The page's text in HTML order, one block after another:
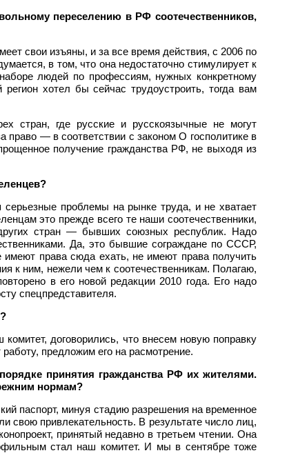
переселению в РФ соотечественников,
свои изъяны, и за все время действия, с 2006 по
в том, что она недостаточно стимулирует к
людей по профессиям, нужных конкретному
хотел бы сейчас трудоустроить, тогда вам
стран, где русские и русскоязычные не могут
право — в соответствии с законом О госполитике в
получение гражданства РФ, не выходя из
проблемы на рынке труда, и не хватает
это прежде всего те наши соотечественники,
стран — бывших союзных республик. Надо
Да, это бывшие сограждане по СССР,
имеют права сюда ехать, не имеют права получить
к ним, нежели чем к соотечественникам. Полагаю,
в его новой редакции 2010 года. Его надо
спецпредставителя.
договорились, что внесем новую поправку
предложим его на расмотрение.
принятия гражданства РФ их жителями.
нормам?
паспорт, минуя стадию разрешения на временное
свою привлекательность. В результате число лиц,
принятый недавно в третьем чтении. Она
стал наш комитет. И мы в сентябре тоже